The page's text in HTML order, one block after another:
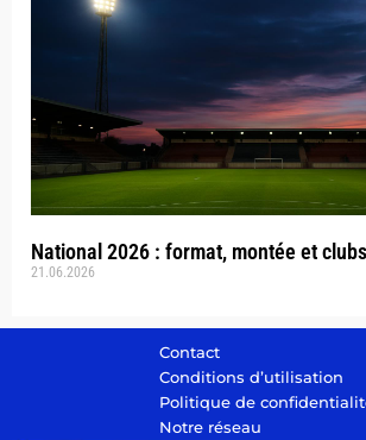
National 2026 : format, montée et
21.06.2026
Contact
Conditions d’utilisation
Politique de
Notre réseau